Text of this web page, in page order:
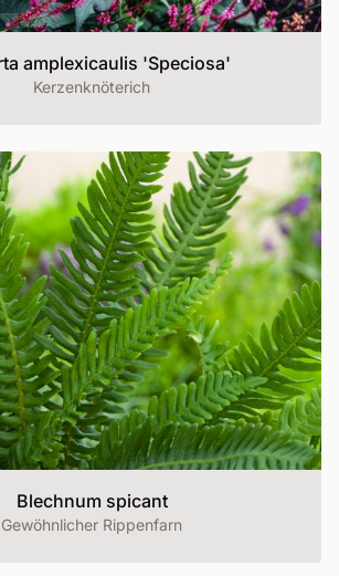
amplexicaulis 'Speciosa'
Kerzenknöterich
Blechnum spicant
Gewöhnlicher Rippenfarn